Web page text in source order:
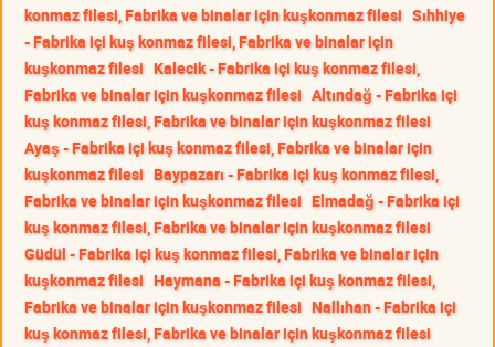
konmaz filesi, Fabrika ve binalar için kuşkonmaz filesi Sıhhiye
- Fabrika içi kuş konmaz filesi, Fabrika ve binalar için
kuşkonmaz filesi Kalecik - Fabrika içi kuş konmaz filesi,
Fabrika ve binalar için kuşkonmaz filesi Altındağ - Fabrika içi
kuş konmaz filesi, Fabrika ve binalar için kuşkonmaz filesi
Ayaş - Fabrika içi kuş konmaz filesi, Fabrika ve binalar için
kuşkonmaz filesi Baypazarı - Fabrika içi kuş konmaz filesi,
Fabrika ve binalar için kuşkonmaz filesi Elmadağ - Fabrika içi
kuş konmaz filesi, Fabrika ve binalar için kuşkonmaz filesi
Güdül - Fabrika içi kuş konmaz filesi, Fabrika ve binalar için
kuşkonmaz filesi Haymana - Fabrika içi kuş konmaz filesi,
Fabrika ve binalar için kuşkonmaz filesi Nallıhan - Fabrika içi
kuş konmaz filesi, Fabrika ve binalar için kuşkonmaz filesi